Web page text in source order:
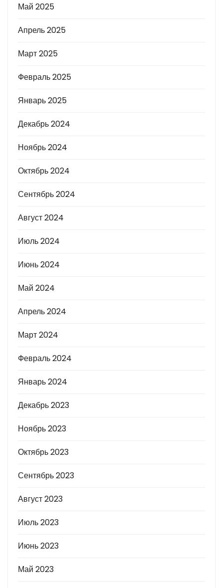
Май 2025
Апрель 2025
Март 2025
Февраль 2025
Январь 2025
Декабрь 2024
Ноябрь 2024
Октябрь 2024
Сентябрь 2024
Август 2024
Июль 2024
Июнь 2024
Май 2024
Апрель 2024
Март 2024
Февраль 2024
Январь 2024
Декабрь 2023
Ноябрь 2023
Октябрь 2023
Сентябрь 2023
Август 2023
Июль 2023
Июнь 2023
Май 2023